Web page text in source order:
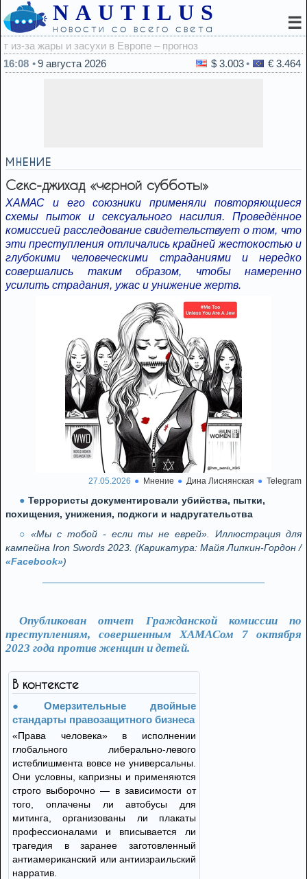
NAUTILUS
новости со всего света ☰
16:08
9 августа 2026 $ 3.003 € 3.464
МНЕНИЕ
Ceкc-джихад «черной субботы»
ХАМАС и его союзники применяли повторяющиеся
схемы пыток и сексуального насилия. Проведённое
комиссией расследование свидетельствует о том, что
эти преступления отличались крайней жестокостью и
глубокими человеческими страданиями и нередко
совершались таким образом, чтобы намеренно
усилить страдания, ужас и унижение жертв.
27.05.2026 Мнение Дина Лиснянская Telegram
Террористы документировали убийства, пытки,
похищения, унижения, поджоги и надругательства
«Мы с тобой - если ты не еврей». Иллюстрация для
кампейна Iron Swords 2023. (Карикатура: Майя Липкин-Гордон /
«Facebook»)
Опубликован отчет Гражданской комиссии по
преступлениям, совершенным ХАМАСом 7 октября
2023 года против женщин и детей.
В контексте
Омерзительные двойные
стандарты правозащитного бизнеса
«Права человека» в исполнении
глобального либерально-левого
истеблишмента вовсе не универсальны.
Они условны, капризны и применяются
строго выборочно — в зависимости от
того, оплачены ли автобусы для
митинга, организованы ли плакаты
профессионалами и вписывается ли
трагедия в заранее заготовленный
антиамериканский или антиизраильский
нарратив.